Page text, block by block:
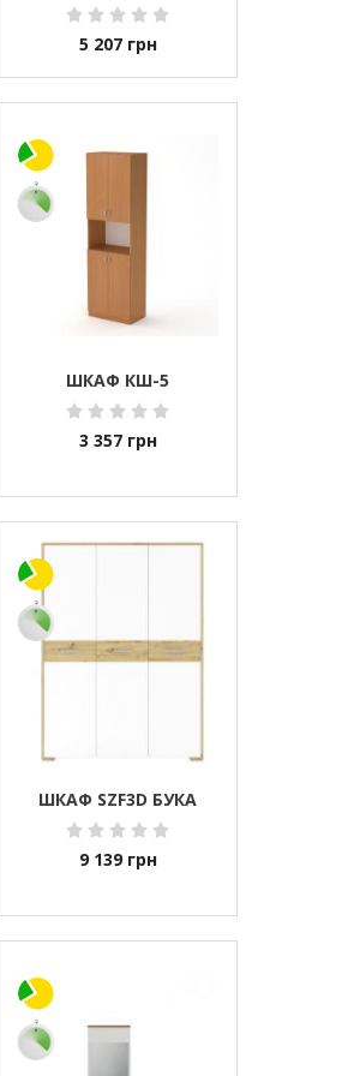
5 207 грн
ШКАФ КШ-5
3 357 грн
ШКАФ SZF3D БУКА
9 139 грн